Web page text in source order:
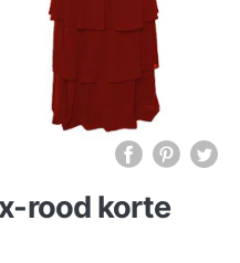
rood korte